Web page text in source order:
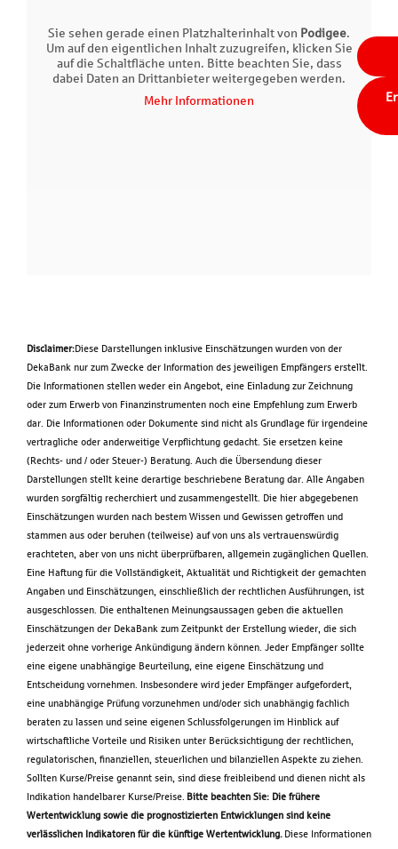
Sie sehen gerade einen Platzhalterinhalt von Podigee.
Um auf den eigentlichen Inhalt zuzugreifen, klicken Sie
auf die Schaltfläche unten. Bitte beachten Sie, dass
dabei Daten an Drittanbieter weitergegeben werden.
Mehr Informationen
Disclaimer:Diese Darstellungen inklusive Einschätzungen wurden von der
DekaBank nur zum Zwecke der Information des jeweiligen Empfängers erstellt.
Die Informationen stellen weder ein Angebot, eine Einladung zur Zeichnung
oder zum Erwerb von Finanzinstrumenten noch eine Empfehlung zum Erwerb
dar. Die Informationen oder Dokumente sind nicht als Grundlage für irgendeine
vertragliche oder anderweitige Verpflichtung gedacht. Sie ersetzen keine
(Rechts- und / oder Steuer-) Beratung. Auch die Übersendung dieser
Darstellungen stellt keine derartige beschriebene Beratung dar. Alle Angaben
wurden sorgfältig recherchiert und zusammengestellt. Die hier abgegebenen
Einschätzungen wurden nach bestem Wissen und Gewissen getroffen und
stammen aus oder beruhen (teilweise) auf von uns als vertrauenswürdig
erachteten, aber von uns nicht überprüfbaren, allgemein zugänglichen Quellen.
Eine Haftung für die Vollständigkeit, Aktualität und Richtigkeit der gemachten
Angaben und Einschätzungen, einschließlich der rechtlichen Ausführungen, ist
ausgeschlossen. Die enthaltenen Meinungsaussagen geben die aktuellen
Einschätzungen der DekaBank zum Zeitpunkt der Erstellung wieder, die sich
jederzeit ohne vorherige Ankündigung ändern können. Jeder Empfänger sollte
eine eigene unabhängige Beurteilung, eine eigene Einschätzung und
Entscheidung vornehmen. Insbesondere wird jeder Empfänger aufgefordert,
eine unabhängige Prüfung vorzunehmen und/oder sich unabhängig fachlich
beraten zu lassen und seine eigenen Schlussfolgerungen im Hinblick auf
wirtschaftliche Vorteile und Risiken unter Berücksichtigung der rechtlichen,
regulatorischen, finanziellen, steuerlichen und bilanziellen Aspekte zu ziehen.
Sollten Kurse/Preise genannt sein, sind diese freibleibend und dienen nicht als
Indikation handelbarer Kurse/Preise. Bitte beachten Sie: Die frühere
Wertentwicklung sowie die prognostizierten Entwicklungen sind keine
verlässlichen Indikatoren für die künftige Wertentwicklung.Diese Informationen